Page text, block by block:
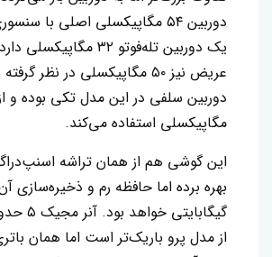
دوربین ۵۴ مگاپیکسلی اصلی با
یک دوربین تله‌فوتو ۳۲
عریض نیز ۵۰ مگاپیکسلی در نظر
مگاپیکسلی استفاده می‌کند.